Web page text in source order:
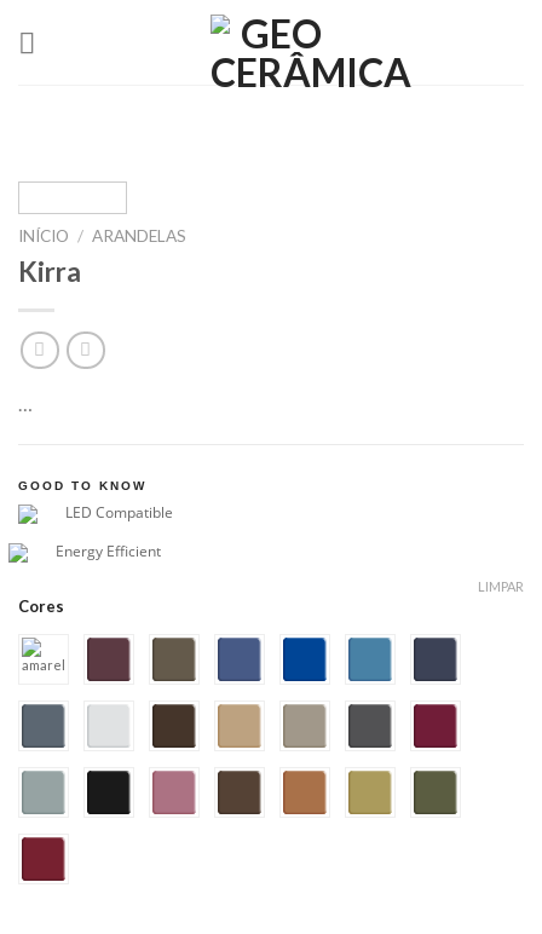
INÍCIO / ARANDELAS
Kirra
…
GOOD TO KNOW
LED Compatible
Energy Efficient
Cores
LIMPAR